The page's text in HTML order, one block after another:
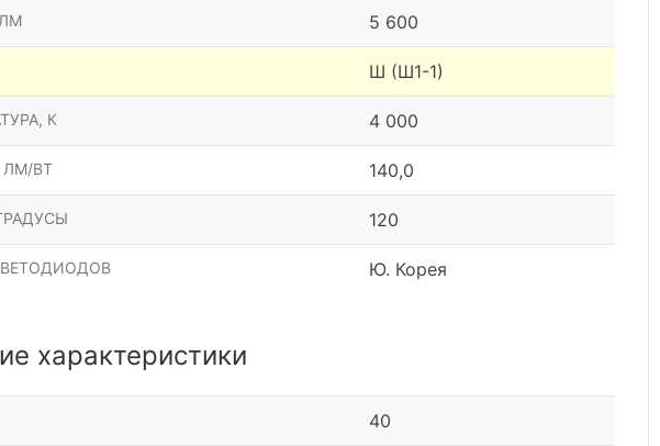
5 600
Ш (Ш1-1)
К 4 000
ЛМ/ВТ 140,0
120
Ю. Корея
характеристики
40